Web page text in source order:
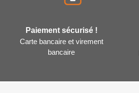
Paiement sécurisé !
Carte bancaire et virement
bancaire
×